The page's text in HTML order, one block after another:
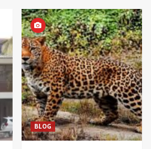
BLOG